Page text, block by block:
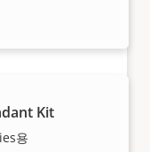
Kit
용
?